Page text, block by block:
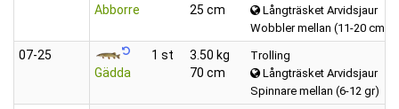
Abborre
25 cm
Långträsket Arvidsjaur
Wobbler mellan (11-20 cm)
07‑25
Gädda
1 st
3.50 kg
70 cm
Trolling
Långträsket Arvidsjaur
Spinnare mellan (6-12 gr)